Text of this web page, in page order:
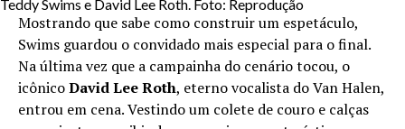
Teddy Swims e David Lee Roth. Foto: Reprodução
Mostrando que sabe como construir um espetáculo,
Swims guardou o convidado mais especial para o final.
Na última vez que a campainha do cenário tocou, o
icônicoDavid Lee Roth, eterno vocalista do Van Halen,
entrou em cena. Vestindo um colete de couro e calças